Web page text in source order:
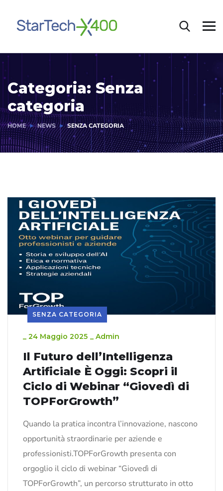
Categoria: Senza
categoria
HOME NEWS SENZA CATEGORIA
SENZA CATEGORIA
24 Maggio 2025 Admin
Il Futuro dell’Intelligenza
Artificiale È Oggi: Scopri il
Ciclo di Webinar “Giovedì di
TOPForGrowth”
Quando la pratica incontra l’innovazione, nascono
opportunità straordinarie per aziende e
professionisti.TOPForGrowth presenta con
orgoglio il ciclo di webinar “Giovedì di
TOPForGrowth”, un percorso strutturato in otto